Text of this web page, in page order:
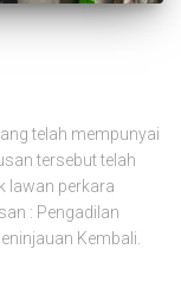
telah mempunyai
tersebut telah
lawan perkara
: Pengadilan
Kembali.